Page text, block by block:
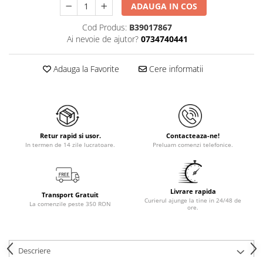
ADAUGA IN COS
Cod Produs: B39017867
Ai nevoie de ajutor? 0734740441
Adauga la Favorite Cere informatii
Retur rapid si usor.
In termen de 14 zile lucratoare.
Contacteaza-ne!
Preluam comenzi telefonice.
Transport Gratuit
La comenzile peste 350 RON
Livrare rapida
Curierul ajunge la tine in 24/48 de
ore.
Descriere